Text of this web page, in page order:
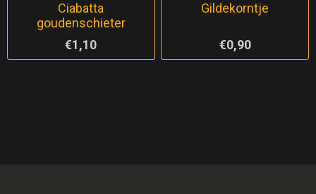
Ciabatta
goudenschieter
€1,10
Gildekorntje
€0,90